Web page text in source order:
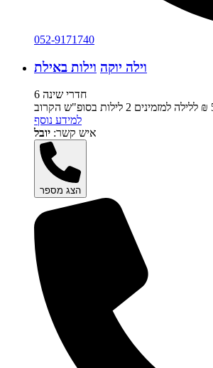
052-9171740
וילה יוקה וילות באילת
6 חדרי שינה
למידע נוסף
איש קשר: יובל
הצג מספר